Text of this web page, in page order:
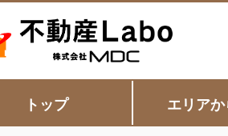
トップ エリア